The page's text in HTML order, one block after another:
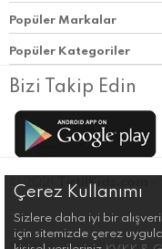
Popüler Markalar
Popüler Kategoriler
Bizi Takip Edin
© 2021 TirtilKids.com
Çerez Kullanımı
Sizlere daha iyi bir
için sitemizde çerez